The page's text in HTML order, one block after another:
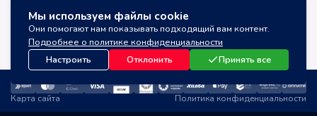
Мы используем файлы cookie
Они помогают нам показывать подходящий вам контент.
Подробнее о политике конфиденциальности
Настроить
Отклонить Принять все
inlek_apteka
inlek_apteka
Карта сайта Политика конфиденциальности